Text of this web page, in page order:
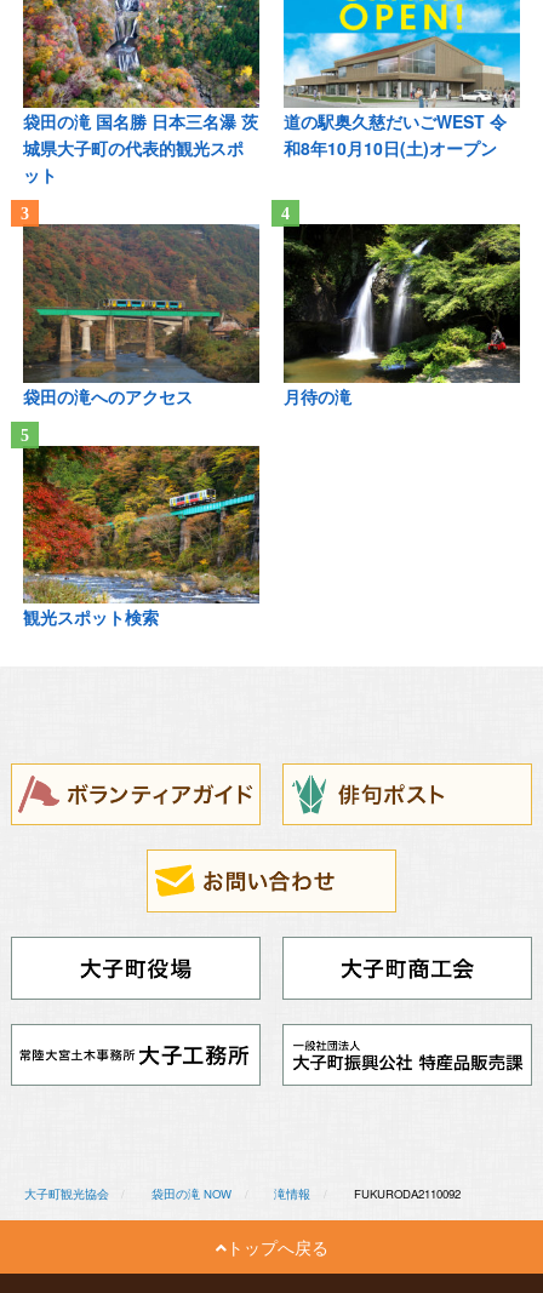
袋田の滝 国名勝 日本三名瀑 茨
城県大子町の代表的観光スポ
ット
道の駅奥久慈だいごWEST 令
和8年10月10日(土)オープン
袋田の滝へのアクセス 月待の滝
観光スポット検索
大子町観光協会 袋田の滝 NOW 滝情報 FUKURODA2110092
トップへ戻る